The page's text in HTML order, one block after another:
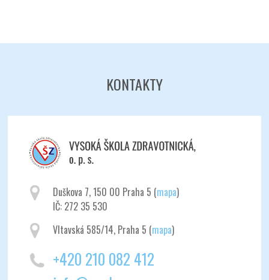
KONTAKTY
Duškova 7, 150 00 Praha 5 (mapa)
IČ: 272 35 530
Vltavská 585/14, Praha 5 (mapa)
+420 210 082 412